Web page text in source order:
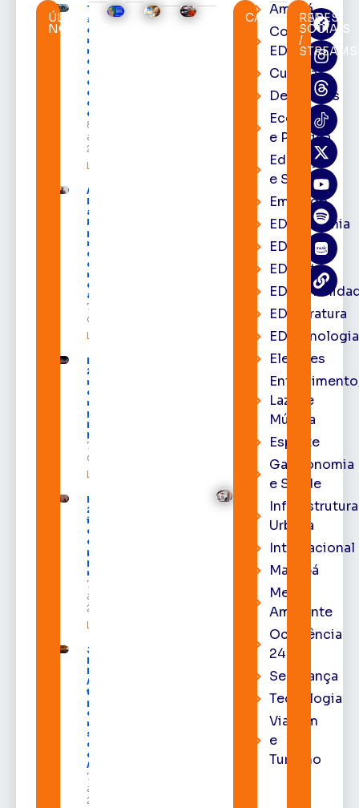
ÚLTIMAS
NOTÍCIAS
TRE-AP
suspende
expediente
na sede e
nos
cartórios
eleitorais
de todo o
estado nos
dias 10 e 11
de agosto
8 de
agosto de
2026
Leia mais »
Acácio
Favacho
apresenta
balanço
parcial do
mandato
com mais
de R$ 668
milhões
destinados
ao Amapá
7 de agosto
de 2026
Leia mais »
Expofeira
2026 começa
neste sábado
com shows,
negócios e
programação
para todos os
públicos
7 de agosto
de 2026
Leia mais »
Expofeira
2026
impulsiona
economia
e aumenta
procura
por hotéis
na capital
7 de
agosto de
2026
Leia mais »
Juiz
Diego
Moura de
Araújo
toma
posse
como
membro
substituto
do Pleno
do TRE-
AP
7 de
agosto de
2026
CATEGORIAS
Amapá
Cortes
EDcast
Cultura
Destaques
Economia
e Política
Educação
e Saúde
Emprego
EDacademia
EDbrasília
EDcast
EDliteratura
EDtecnologia
Eleições
Lazer e
Música
Esporte
Gastronomia
e Saúde
Infraestrutura
Urbana
Internacional
Macapá
Meio
Ambiente
Ocorrência
24h
Segurança
Tecnologia
Viagem
e
Turismo
REDES
SOCIAIS
/
STREAMS